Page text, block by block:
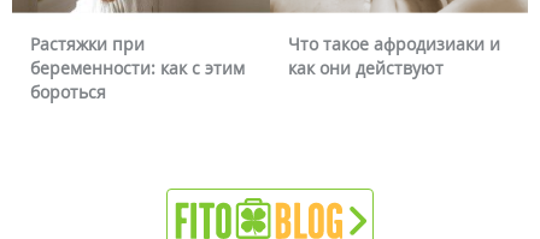
Растяжки при
беременности: как с этим
бороться
Что такое афродизиаки и
как они действуют